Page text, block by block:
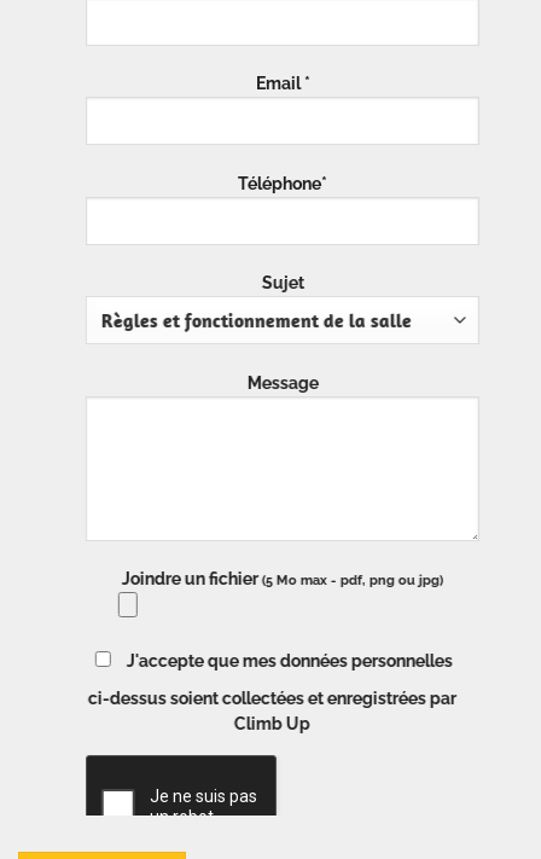
Email *
Téléphone*
Sujet
Message
Joindre un fichier(5 Mo max - pdf, png ou jpg)
J'accepte que mes données personnelles
ci-dessus soient collectées et enregistrées par
Climb Up